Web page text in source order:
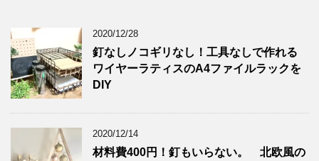
2020/12/28
釘なしノコギリなし！工具なしで作れる
ワイヤーラティスのA4ファイルラックを
DIY
2020/12/14
材料費400円！釘もいらない。 北欧風の